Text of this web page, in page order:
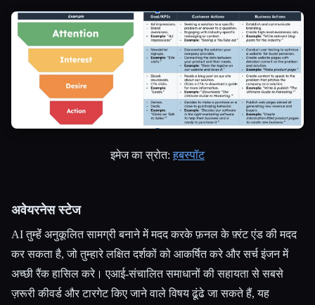
इमेज का स्रोत:हबस्पॉट
अवेयरनेस स्टेज
AI तुम्हेंं अनुकूलित सामग्री बनाने में मदद करके फ़नल के फ़्रंट एंड की मदद
कर सकता है, जो तुम्हारे लक्षित दर्शकों को आकर्षित करे और सर्च इंजन में
अच्छी रैंक हासिल करे। एआई-संचालित समाधानों की सहायता से सबसे
ज़रूरी कीवर्ड और टारगेट किए जाने वाले विषय ढूंढे जा सकते हैं, यह